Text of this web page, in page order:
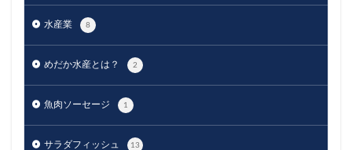
水産業 8
めだか水産とは？ 2
魚肉ソーセージ 1
サラダフィッシュ 13